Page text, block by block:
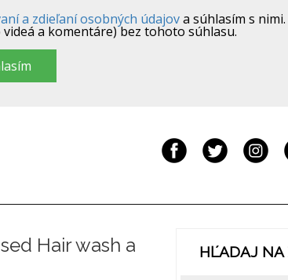
a zdieľaní osobných údajova súhlasím s
a komentáre) bez tohoto súhlasu.
Hair wash a
HĽADAJ NA